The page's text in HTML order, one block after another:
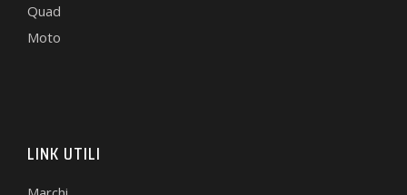
Quad
Moto
LINK UTILI